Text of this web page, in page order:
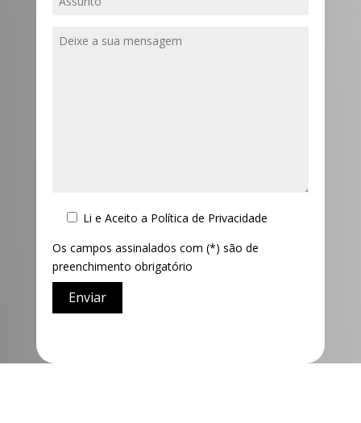
Li e Aceito a Política de Privacidade
Os campos assinalados com (*) são de
preenchimento obrigatório